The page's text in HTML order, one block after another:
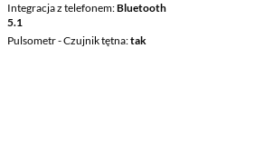
Integracja z telefonem Bluetooth
5.1
Pulsometr - Czujnik tętna tak